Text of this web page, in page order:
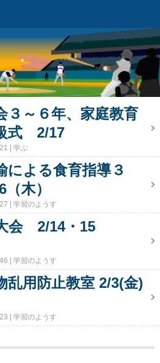
３～６年、家庭教育
式 2/17
学ぶ
による食育指導３
木）
学習のようす
会 2/14・15
学習のようす
乱用防止教室 2/3(金)
学習のようす